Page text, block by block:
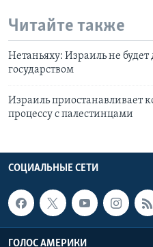
Читайте также
Нетаньяху: Израиль не
государством
Израиль приостанавливает
процессу с палестинцами
СОЦИАЛЬНЫЕ СЕТИ
ГОЛОС АМЕРИКИ